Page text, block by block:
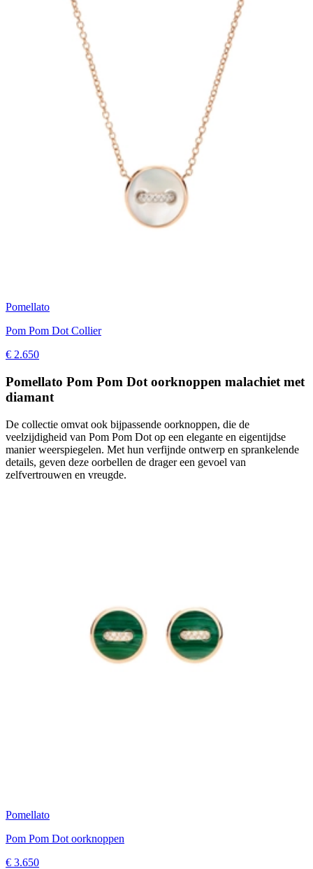
Pomellato
Pom Pom Dot Collier
€ 2.650
Pomellato Pom Pom Dot oorknoppen malachiet met
diamant
De collectie omvat ook bijpassende oorknoppen, die de
veelzijdigheid van Pom Pom Dot op een elegante en eigentijdse
manier weerspiegelen. Met hun verfijnde ontwerp en sprankelende
details, geven deze oorbellen de drager een gevoel van
zelfvertrouwen en vreugde.
Pomellato
Pom Pom Dot oorknoppen
€ 3.650